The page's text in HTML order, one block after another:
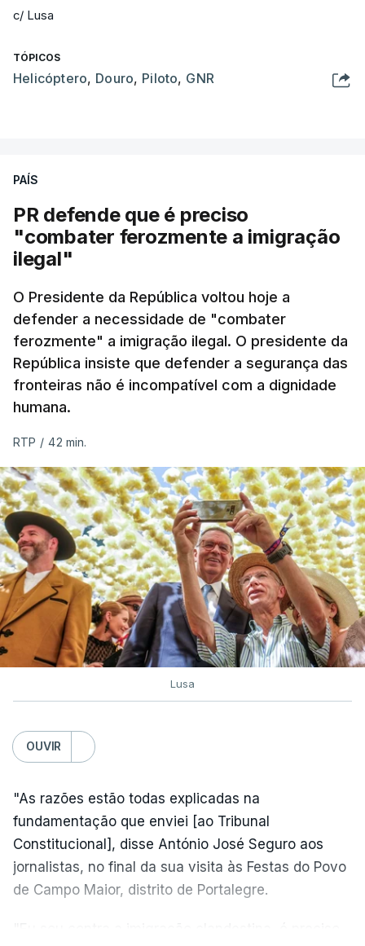
c/ Lusa
TÓPICOS
Helicóptero, Douro, Piloto, GNR
PAÍS
PR defende que é preciso
"combater ferozmente a imigração
ilegal"
O Presidente da República voltou hoje a
defender a necessidade de "combater
ferozmente" a imigração ilegal. O presidente da
República insiste que defender a segurança das
fronteiras não é incompatível com a dignidade
humana.
RTP / 42 min.
Lusa
OUVIR
"As razões estão todas explicadas na
fundamentação que enviei [ao Tribunal
Constitucional], disse António José Seguro aos
jornalistas, no final da sua visita às Festas do Povo
de Campo Maior, distrito de Portalegre.